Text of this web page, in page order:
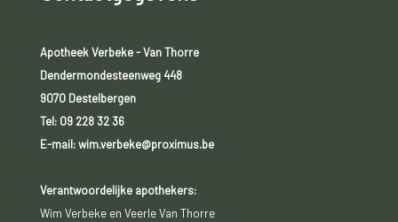
Apotheek Verbeke - Van Thorre
Dendermondesteenweg 448
9070 Destelbergen
Tel: 09 228 32 36
E-mail: wim.verbeke@proximus.be
Verantwoordelijke apothekers:
Wim Verbeke en Veerle Van Thorre